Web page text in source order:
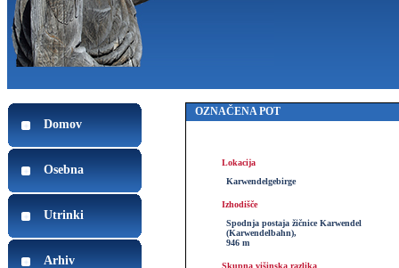
Domov
Osebna
Utrinki
Arhiv
OZNAČENA POT
Lokacija
Karwendelgebirge
Izhodišče
Spodnja postaja žičnice Karwendel
(Karwendelbahn),
946 m
Skupna višinska razlika